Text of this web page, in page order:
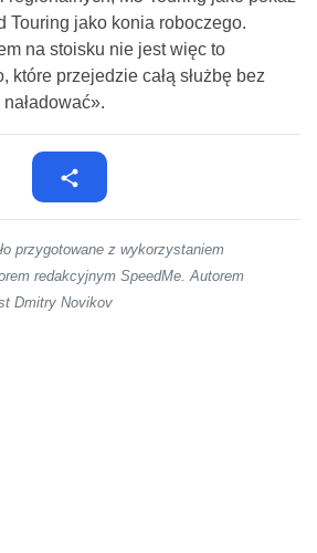
Touring jako konia roboczego.
na stoisku nie jest więc to
które przejedzie całą służbę bez
przygotowane z wykorzystaniem
redakcyjnym SpeedMe. Autorem
Dmitry Novikov